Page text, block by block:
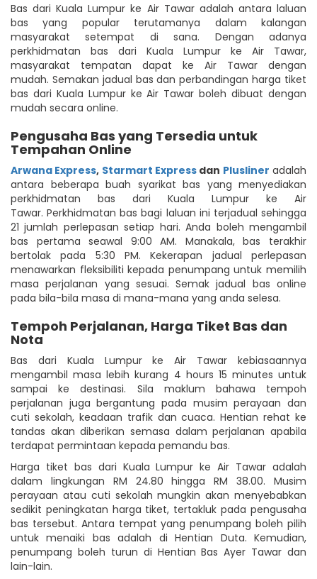
Bas dari Kuala Lumpur ke Air Tawar adalah antara laluan
bas yang popular terutamanya dalam kalangan
masyarakat setempat di sana. Dengan adanya
perkhidmatan bas dari Kuala Lumpur ke Air Tawar,
masyarakat tempatan dapat ke Air Tawar dengan
mudah. Semakan jadual bas dan perbandingan harga tiket
bas dari Kuala Lumpur ke Air Tawar boleh dibuat dengan
mudah secara online.
Pengusaha Bas yang Tersedia untuk
Tempahan Online
Arwana Express, Starmart Express dan Plusliner adalah
antara beberapa buah syarikat bas yang menyediakan
perkhidmatan bas dari Kuala Lumpur ke Air
Tawar. Perkhidmatan bas bagi laluan ini terjadual sehingga
21 jumlah perlepasan setiap hari. Anda boleh mengambil
bas pertama seawal 9:00 AM. Manakala, bas terakhir
bertolak pada 5:30 PM. Kekerapan jadual perlepasan
menawarkan fleksibiliti kepada penumpang untuk memilih
masa perjalanan yang sesuai. Semak jadual bas online
pada bila-bila masa di mana-mana yang anda selesa.
Tempoh Perjalanan, Harga Tiket Bas dan
Nota
Bas dari Kuala Lumpur ke Air Tawar kebiasaannya
mengambil masa lebih kurang 4 hours 15 minutes untuk
sampai ke destinasi. Sila maklum bahawa tempoh
perjalanan juga bergantung pada musim perayaan dan
cuti sekolah, keadaan trafik dan cuaca. Hentian rehat ke
tandas akan diberikan semasa dalam perjalanan apabila
terdapat permintaan kepada pemandu bas.
Harga tiket bas dari Kuala Lumpur ke Air Tawar adalah
dalam lingkungan RM 24.80 hingga RM 38.00. Musim
perayaan atau cuti sekolah mungkin akan menyebabkan
sedikit peningkatan harga tiket, tertakluk pada pengusaha
bas tersebut. Antara tempat yang penumpang boleh pilih
untuk menaiki bas adalah di Hentian Duta. Kemudian,
penumpang boleh turun di Hentian Bas Ayer Tawar dan
lain-lain.